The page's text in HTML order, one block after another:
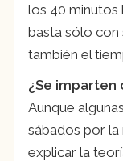
los 40 minutos
basta sólo con
también el
¿Se imparten
Aunque
sábados por la
explicar la